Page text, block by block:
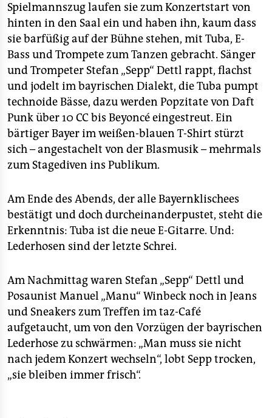
Spielmannszug laufen sie zum Konzertstart von
hinten in den Saal ein und haben ihn, kaum dass
sie barfüßig auf der Bühne stehen, mit Tuba, E-
Bass und Trompete zum Tanzen gebracht. Sänger
und Trompeter Stefan „Sepp“ Dettl rappt, flachst
und jodelt im bayrischen Dialekt, die Tuba pumpt
technoide Bässe, dazu werden Popzitate von Daft
Punk über 10 CC bis Beyoncé eingestreut. Ein
bärtiger Bayer im weißen-blauen T-Shirt stürzt
sich – angestachelt von der Blasmusik – mehrmals
zum Stagediven ins Publikum.
Am Ende des Abends, der alle Bayernklischees
bestätigt und doch durcheinanderpustet, steht die
Erkenntnis: Tuba ist die neue E-Gitarre. Und:
Lederhosen sind der letzte Schrei.
Am Nachmittag waren Stefan „Sepp“ Dettl und
Posaunist Manuel „Manu“ Winbeck noch in Jeans
und Sneakers zum Treffen im taz-Café
aufgetaucht, um von den Vorzügen der bayrischen
Lederhose zu schwärmen: „Man muss sie nicht
nach jedem Konzert wechseln“, lobt Sepp trocken,
„sie bleiben immer frisch“.